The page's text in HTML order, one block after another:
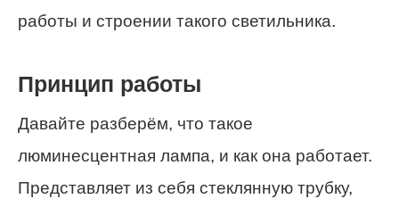
работы и строении такого светильника.
Принцип работы
Давайте разберём, что такое
люминесцентная лампа, и как она работает.
Представляет из себя стеклянную трубку,